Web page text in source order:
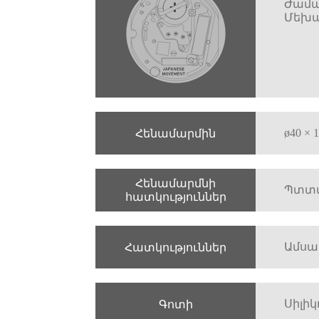
Հենամարմին ø40
Հենամարմնի
հատկություններ
Հատկություններ
Գոտի